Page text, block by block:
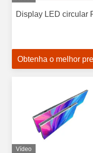
Display LED circular
Obtenha o melhor
Vídeo